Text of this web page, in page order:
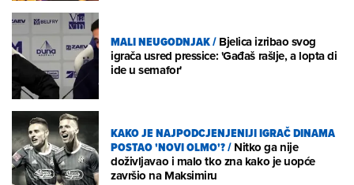
MALI NEUGODNJAK/Bjelica izribao svog
igrača usred pressice: 'Gađaš rašlje, a lopta di
ide u semafor'
KAKO JE NAJPODCJENJENIJI IGRAČ DINAMA
POSTAO 'NOVI OLMO'?/Nitko ga nije
doživljavao i malo tko zna kako je uopće
završio na Maksimiru